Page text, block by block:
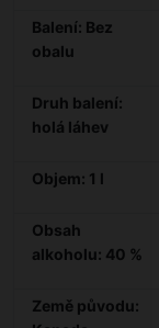
Balení: Bez
obalu
Druh balení:
holá láhev
Objem: 1 l
Obsah
alkoholu: 40 %
Země původu: